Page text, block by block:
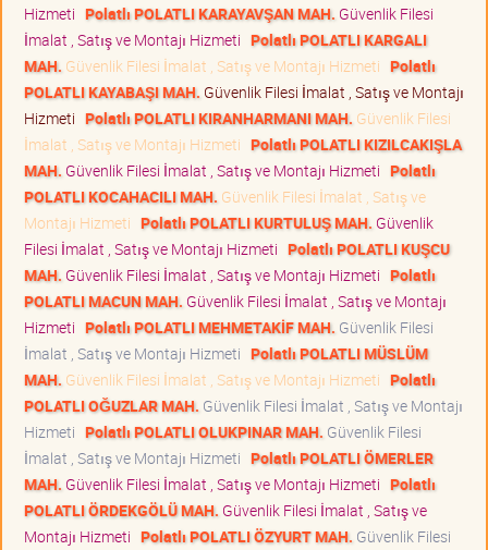
Hizmeti Polatlı POLATLI KARAYAVŞAN MAH. Güvenlik Filesi
İmalat , Satış ve Montajı Hizmeti Polatlı POLATLI KARGALI
MAH. Güvenlik Filesi İmalat , Satış ve Montajı Hizmeti Polatlı
POLATLI KAYABAŞI MAH. Güvenlik Filesi İmalat , Satış ve Montajı
Hizmeti Polatlı POLATLI KIRANHARMANI MAH. Güvenlik Filesi
İmalat , Satış ve Montajı Hizmeti Polatlı POLATLI KIZILCAKIŞLA
MAH. Güvenlik Filesi İmalat , Satış ve Montajı Hizmeti Polatlı
POLATLI KOCAHACILI MAH. Güvenlik Filesi İmalat , Satış ve
Montajı Hizmeti Polatlı POLATLI KURTULUŞ MAH. Güvenlik
Filesi İmalat , Satış ve Montajı Hizmeti Polatlı POLATLI KUŞCU
MAH. Güvenlik Filesi İmalat , Satış ve Montajı Hizmeti Polatlı
POLATLI MACUN MAH. Güvenlik Filesi İmalat , Satış ve Montajı
Hizmeti Polatlı POLATLI MEHMETAKİF MAH. Güvenlik Filesi
İmalat , Satış ve Montajı Hizmeti Polatlı POLATLI MÜSLÜM
MAH. Güvenlik Filesi İmalat , Satış ve Montajı Hizmeti Polatlı
POLATLI OĞUZLAR MAH. Güvenlik Filesi İmalat , Satış ve Montajı
Hizmeti Polatlı POLATLI OLUKPINAR MAH. Güvenlik Filesi
İmalat , Satış ve Montajı Hizmeti Polatlı POLATLI ÖMERLER
MAH. Güvenlik Filesi İmalat , Satış ve Montajı Hizmeti Polatlı
POLATLI ÖRDEKGÖLÜ MAH. Güvenlik Filesi İmalat , Satış ve
Montajı Hizmeti Polatlı POLATLI ÖZYURT MAH. Güvenlik Filesi